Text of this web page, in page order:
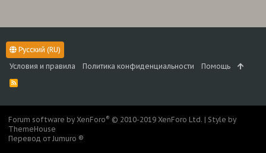
Русский (RU)
Условия и правила
Политика конфиденциальности Помощь
R
S
Forum software by XenForo® © 2010-2019 XenForo Ltd. | Style by
ThemeHouse
Перевод от Jumuro ®